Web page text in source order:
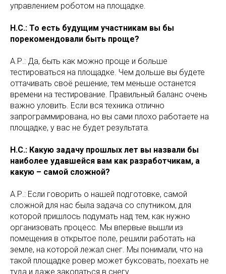
управлением роботом на площадке.
Н.С.: То есть будущим участникам вы бы
порекомендовали быть проще?
А.Р.: Да, быть как можно проще и больше
тестироваться на площадке. Чем дольше вы будете
оттачивать своё решение, тем меньше останется
времени на тестирование. Правильный баланс очень
важно уловить. Если вся техника отлично
запрограммирована, но вы сами плохо работаете на
площадке, у вас не будет результата.
Н.С.: Какую задачу прошлых лет вы назвали бы
наиболее удавшейся вам как разработчикам, а
какую – самой сложной?
А.Р.: Если говорить о нашей подготовке, самой
сложной для нас была задача со спутником, для
которой пришлось подумать над тем, как нужно
организовать процесс. Мы впервые вышли из
помещения в открытое поле, решили работать на
земле, на которой лежал снег. Мы понимали, что на
такой площадке ровер может буксовать, поехать не
туда и даже закопаться в снегу.